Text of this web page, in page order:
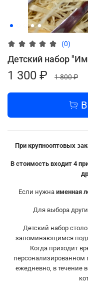
(0)
Детский набор
1 300 ₽ 1 800 ₽
При крупнооптовых
В стоимость входит 4
Если нужнаименная
Для выбора
Детский набор
запоминающимся
Когда приходит
персонализированном
ежедневно, в течение